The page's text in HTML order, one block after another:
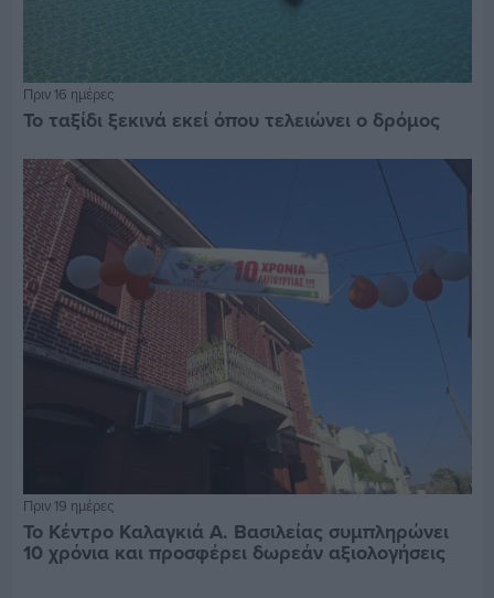
Πριν 16 ημέρες
Το ταξίδι ξεκινά εκεί όπου τελειώνει ο δρόμος
Πριν 19 ημέρες
Το Κέντρο Καλαγκιά Α. Βασιλείας συμπληρώνει
10 χρόνια και προσφέρει δωρεάν αξιολογήσεις